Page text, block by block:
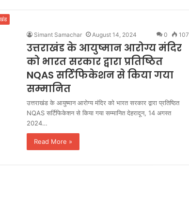
Simant Samachar August 14, 2024 0 107
उत्तराखंड के आयुष्मान आरोग्य मंदिर
को भारत सरकार द्वारा प्रतिष्ठित
NQAS सर्टिफिकेशन से किया गया
सम्मानित
उत्तराखंड के आयुष्मान आरोग्य मंदिर को भारत सरकार द्वारा प्रतिष्ठित
NQAS सर्टिफिकेशन से किया गया सम्मानित देहरादून, 14 अगस्त
2024…
Read More »